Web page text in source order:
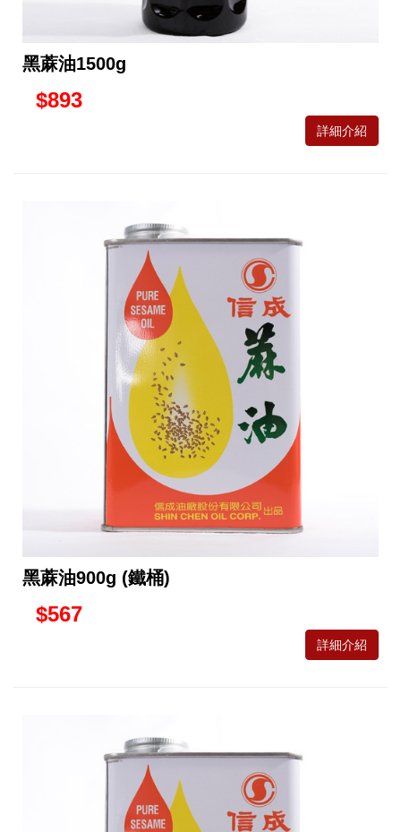
黑蔴油1500g
$893
詳細介紹
黑蔴油900g (鐵桶)
$567
詳細介紹